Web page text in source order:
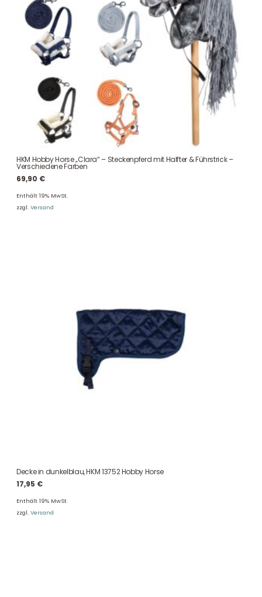
HKM Hobby Horse „Clara“ – Steckenpferd mit Halfter & Führstrick –
Verschiedene Farben
69,90 €
Enthält 19% MwSt.
zzgl. Versand
Decke in dunkelblau, HKM 13752 Hobby Horse
17,95 €
Enthält 19% MwSt.
zzgl. Versand